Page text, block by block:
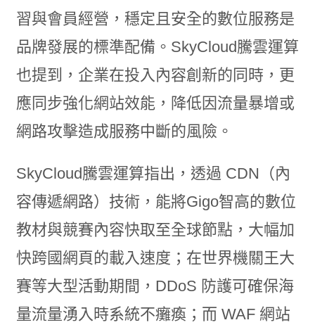
習與會員經營，穩定且安全的數位服務是
品牌發展的標準配備。SkyCloud騰雲運算
也提到，企業在投入內容創新的同時，更
應同步強化網站效能，降低因流量暴增或
網路攻擊造成服務中斷的風險。
SkyCloud騰雲運算指出，透過 CDN（內
容傳遞網路）技術，能將Gigo智高的數位
教材與競賽內容快取至全球節點，大幅加
快跨國網頁的載入速度；在世界機關王大
賽等大型活動期間，DDoS 防護可確保海
量流量湧入時系統不癱瘓；而 WAF 網站